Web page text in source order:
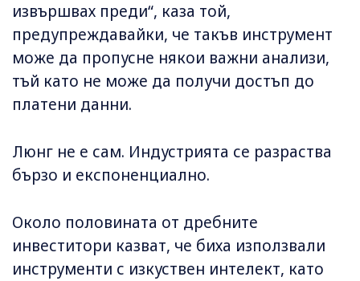
извършвах преди“, каза той,
предупреждавайки, че такъв инструмент
може да пропусне някои важни анализи,
тъй като не може да получи достъп до
платени данни.
Люнг не е сам. Индустрията се разраства
бързо и експоненциално.
Около половината от дребните
инвеститори казват, че биха използвали
инструменти с изкуствен интелект, като